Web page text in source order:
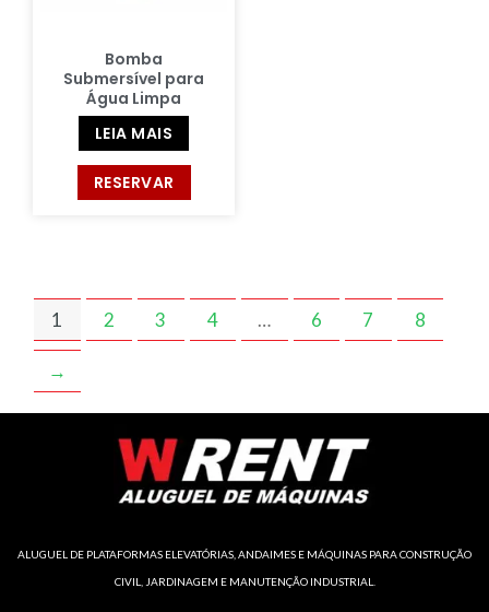
Bomba
Submersível para
Água Limpa
LEIA MAIS
RESERVAR
1 2 3 4 … 6 7 8
→
ALUGUEL DE PLATAFORMAS ELEVATÓRIAS, ANDAIMES E MÁQUINAS PARA CONSTRUÇÃO
CIVIL, JARDINAGEM E MANUTENÇÃO INDUSTRIAL.